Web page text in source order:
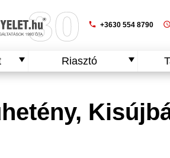
phone +3630 554 8790 schedule
Riasztó